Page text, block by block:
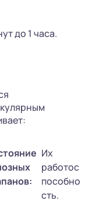
до 1 часа.
Их
работос
пособно
сть.